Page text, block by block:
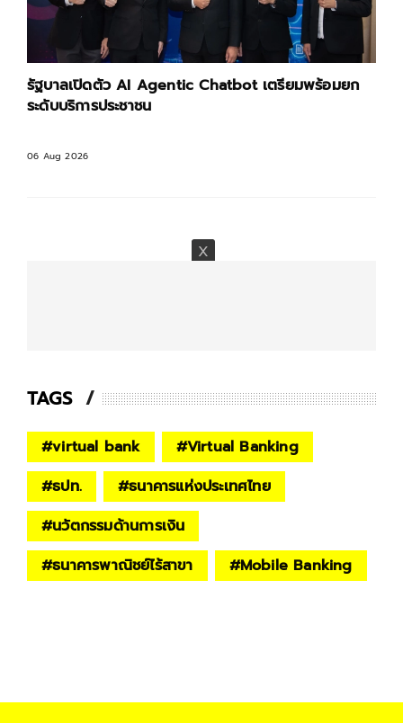
รัฐบาลเปิดตัว AI Agentic Chatbot เตรียมพร้อมยก
ระดับบริการประชาชน
06 Aug 2026
TAGS
#virtual bank #Virtual Banking
#ธปท. #ธนาคารแห่งประเทศไทย
#นวัตกรรมด้านการเงิน
#ธนาคารพาณิชย์ไร้สาขา #Mobile Banking